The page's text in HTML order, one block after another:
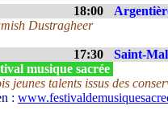
18:00
Dustragheer
17:30 Saint-
musique sacrée
jeunes talents issus des
: